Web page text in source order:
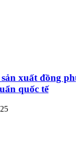
xuất đồng
quốc tế